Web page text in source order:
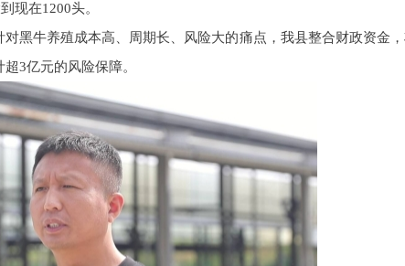
现在1200头。
黑牛养殖成本高、周期长、风险大的痛点，我县整合财政资金
3亿元的风险保障。